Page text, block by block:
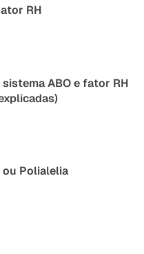
RH
ABO e fator RH
Polialelia